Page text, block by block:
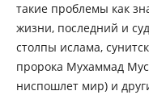
такие проблемы как
жизни, последний и
столпы ислама,
пророка Мухаммад
ниспошлет мир) и